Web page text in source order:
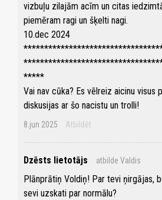
vizbuļu zilajām acīm un citas
piemēram ragi un šķelti nagi.
10.dec 2024
*****
Vai nav cūka? Es vēlreiz aicinu visus
diskusijas ar šo nacistu un trolli!
8.jun 2025 Atbildēt
Dzēsts lietotājs atbilde Valdis
Plānprātiņ Voldiņ! Par tevi ņirgājas,
sevi uzskati par normālu?